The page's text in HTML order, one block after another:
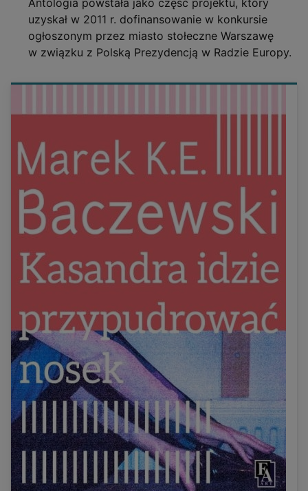
uzyskał w 2011 r. dofinansowanie w konkursie
ogłoszonym przez miasto stołeczne Warszawę
w związku z Polską Prezydencją w Radzie Europy.